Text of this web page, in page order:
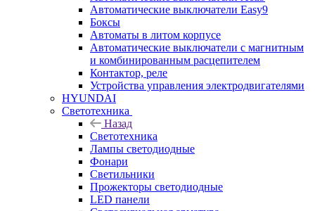
Автоматические выключатели Easy9
Боксы
Автоматы в литом корпусе
Автоматические выключатели с магнитным
и комбинированным расцепителем
Контактор, реле
Устройства управления электродвигателями
HYUNDAI
Светотехника
Назад
Светотехника
Лампы светодиодные
Фонари
Светильники
Прожекторы светодиодные
LED панели